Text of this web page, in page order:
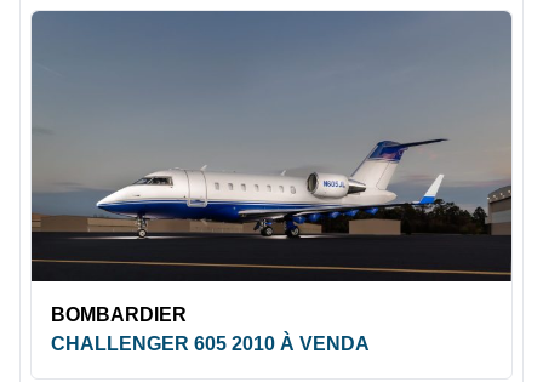
BOMBARDIER
CHALLENGER 605 2010 À VENDA